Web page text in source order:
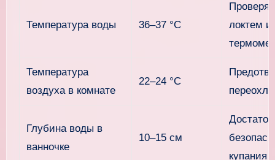
Температура воды 36–37 °C
локтем
Температура
воздуха в комнате
22–24 °C
Глубина воды в
ванночке
10–15 см
купания